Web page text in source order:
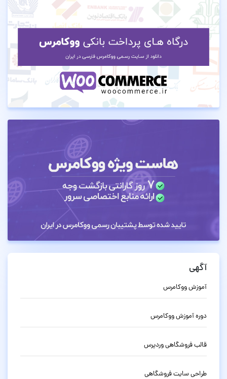
آگهی
آموزش ووکامرس
دوره آموزش ووکامرس
قالب فروشگاهی وردپرس
طراحی سایت فروشگاهی